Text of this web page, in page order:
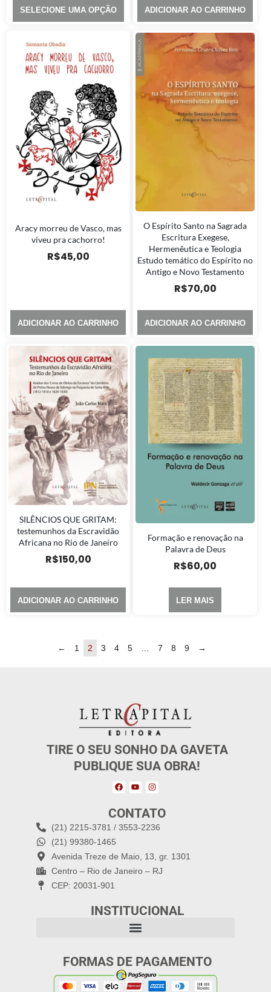
SELECIONE UMA OPÇÃO ADICIONAR AO CARRINHO
Aracy morreu de Vasco, mas
viveu pra cachorro!
R$45,00
ADICIONAR AO CARRINHO
O Espírito Santo na Sagrada
Escritura Exegese,
Hermenêutica e Teologia
Estudo temático do Espírito no
Antigo e Novo Testamento
R$70,00
ADICIONAR AO CARRINHO
SILÊNCIOS QUE GRITAM:
testemunhos da Escravidão
Africana no Rio de Janeiro
R$150,00
ADICIONAR AO CARRINHO
Formação e renovação na
Palavra de Deus
R$60,00
LER MAIS
← 1 2 3 4 5 … 7 8 9 →
TIRE O SEU SONHO DA GAVETA
PUBLIQUE SUA OBRA!
CONTATO
(21) 2215-3781 / 3553-2236
(21) 99380-1465
Avenida Treze de Maio, 13, gr. 1301
Centro – Rio de Janeiro – RJ
CEP: 20031-901
INSTITUCIONAL
FORMAS DE PAGAMENTO